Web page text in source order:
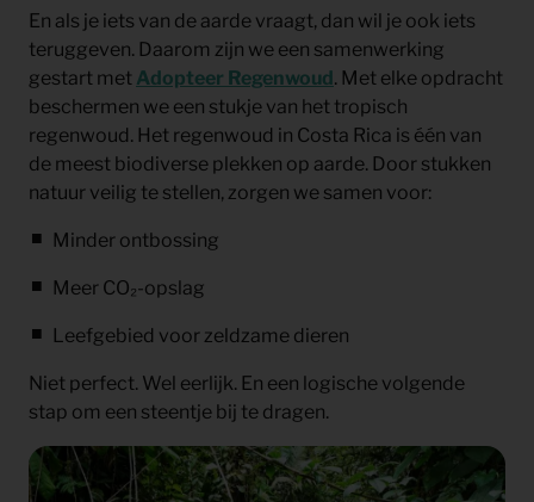
En als je iets van de aarde vraagt, dan wil je ook iets
teruggeven. Daarom zijn we een samenwerking
gestart met Adopteer Regenwoud. Met elke opdracht
beschermen we een stukje van het tropisch
regenwoud. Het regenwoud in Costa Rica is één van
de meest biodiverse plekken op aarde. Door stukken
natuur veilig te stellen, zorgen we samen voor:
Minder ontbossing
Meer CO₂-opslag
Leefgebied voor zeldzame dieren
Niet perfect. Wel eerlijk. En een logische volgende
stap om een steentje bij te dragen.